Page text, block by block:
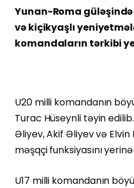
Yunan-Roma
və kiçikyaşlı
komandaların tərkibi
U20 milli komandanın
Turac Hüseynli təyin
Əliyev, Akif Əliyev və
məşqçi funksiyasını
U17 milli komandanın